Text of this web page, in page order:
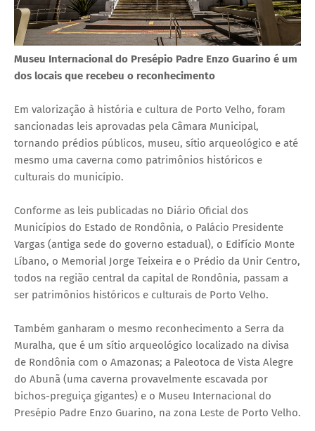
Museu Internacional do Presépio Padre Enzo Guarino é um
dos locais que recebeu o reconhecimento
Em valorização à história e cultura de Porto Velho, foram
sancionadas leis aprovadas pela Câmara Municipal,
tornando prédios públicos, museu, sítio arqueológico e até
mesmo uma caverna como patrimônios históricos e
culturais do município.
Conforme as leis publicadas no Diário Oficial dos
Municípios do Estado de Rondônia, o Palácio Presidente
Vargas (antiga sede do governo estadual), o Edifício Monte
Líbano, o Memorial Jorge Teixeira e o Prédio da Unir Centro,
todos na região central da capital de Rondônia, passam a
ser patrimônios históricos e culturais de Porto Velho.
Também ganharam o mesmo reconhecimento a Serra da
Muralha, que é um sítio arqueológico localizado na divisa
de Rondônia com o Amazonas; a Paleotoca de Vista Alegre
do Abunã (uma caverna provavelmente escavada por
bichos-preguiça gigantes) e o Museu Internacional do
Presépio Padre Enzo Guarino, na zona Leste de Porto Velho.